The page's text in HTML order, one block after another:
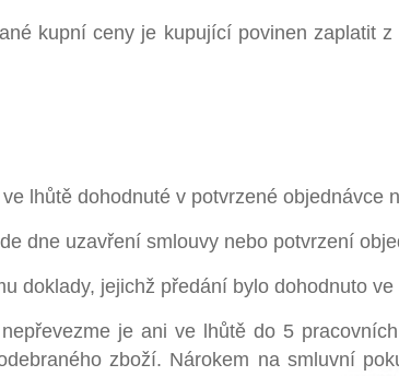
kupní ceny je kupující povinen zaplatit
lhůtě dohodnuté v potvrzené objednávce
dne uzavření smlouvy nebo potvrzení
doklady, jejichž předání bylo dohodnuto
je ani ve lhůtě do 5
zboží. Nárokem na smluvní